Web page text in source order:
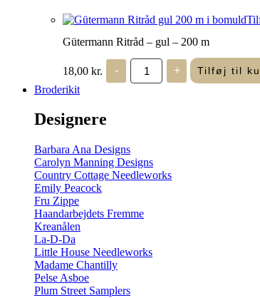
Gütermann Ritråd – gul – 200 m
18,00 kr. -
Gütermann
Ritråd
-
+ Tilføj til
Broderikit
Designere
Barbara Ana Designs
Carolyn Manning Designs
Country Cottage Needleworks
Emily Peacock
Fru Zippe
Haandarbejdets Fremme
Kreanålen
La-D-Da
Little House Needleworks
Madame Chantilly
Pelse Asboe
Plum Street Samplers